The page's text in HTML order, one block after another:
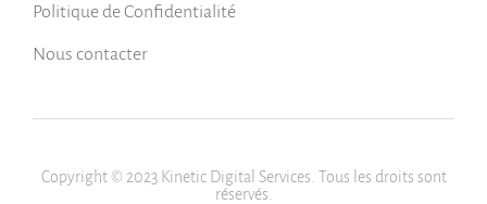
Politique de Confidentialité
Nous contacter
Copyright © 2023 Kinetic Digital Services. Tous les droits sont
réservés.